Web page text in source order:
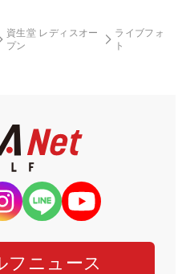
資生堂 レディスオー
プン
ライブフォ
ト
フニュース